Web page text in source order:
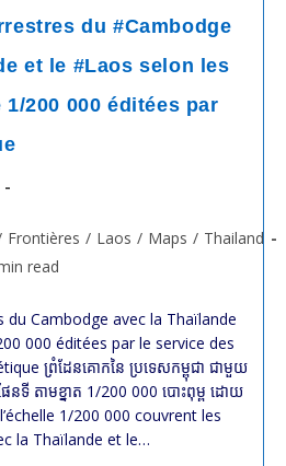
du #Cambodge
et le #Laos selon les
200 000 éditées par
Frontières / Laos / Maps / Thailand
read
Cambodge avec la Thaïlande
000 éditées par le service des
ព្រំដែនគោកនៃ ប្រទេសកម្ពុជា ជាមួយ
នទី តាមខ្នាត 1/200 000 បោះពុម្ព ដោយ
1/200 000 couvrent les
la Thaïlande et le…